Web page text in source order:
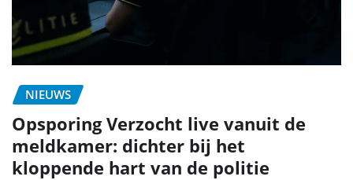
NIEUWS
Opsporing Verzocht live vanuit de
meldkamer: dichter bij het
kloppende hart van de politie